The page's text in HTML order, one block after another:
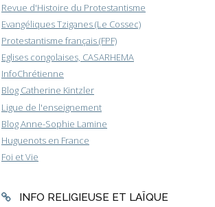
Revue d'Histoire du Protestantisme
Evangéliques Tziganes (Le Cossec)
Protestantisme français (FPF)
Eglises congolaises, CASARHEMA
InfoChrétienne
Blog Catherine Kintzler
Ligue de l'enseignement
Blog Anne-Sophie Lamine
Huguenots en France
Foi et Vie
INFO RELIGIEUSE ET LAÏQUE